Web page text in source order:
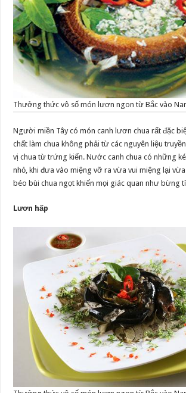
Thưởng thức vô số món lươn ngon từ Bắc vào
Người miền Tây có món canh lươn chua rất đặc
chất làm chua không phải từ các nguyên liệu
vị chua từ trứng kiến. Nước canh chua có những
nhỏ, khi đưa vào miệng vỡ ra vừa vui miệng lại
béo bùi chua ngọt khiến mọi giác quan như bừng
Lươn hấp